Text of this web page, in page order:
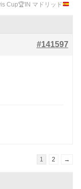
Cup🏆IN マドリッド
#141597
1 2 →